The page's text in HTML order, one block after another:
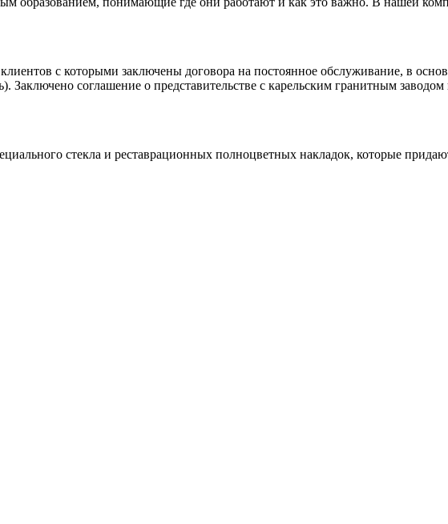
с которыми заключены договора на постоянное обслуживание, в
Заключено соглашение о представительстве с карельским гранитным
стекла и реставрационных полноцветных накладок, которые